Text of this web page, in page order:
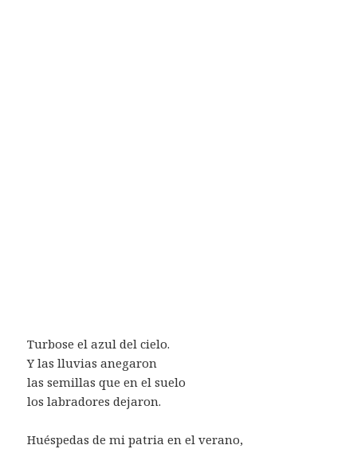
Turbose el azul del cielo.
Y las lluvias anegaron
las semillas que en el suelo
los labradores dejaron.
Huéspedas de mi patria en el verano,